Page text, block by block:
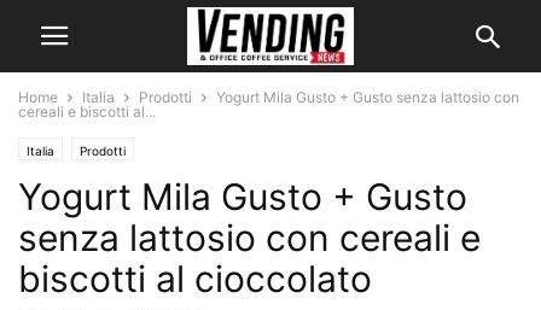
Home Italia Prodotti
Yogurt Mila Gusto + Gusto senza lattosio con
cereali e biscotti al...
Italia Prodotti
Yogurt Mila Gusto + Gusto
senza lattosio con cereali e
biscotti al cioccolato